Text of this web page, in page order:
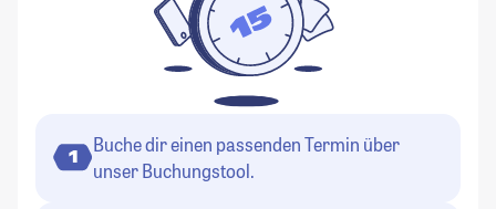
1
Buche dir einen passenden Termin über
unser Buchungstool.